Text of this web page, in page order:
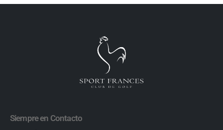
Siempre en Contacto